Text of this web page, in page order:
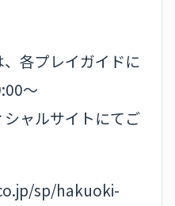
各プレイガイドに
～
ャルサイトにてご
sp/hakuoki-